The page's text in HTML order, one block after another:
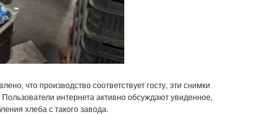
что производство соответствует госту, эти снимки
интернета активно обсуждают увиденное,
хлеба с такого завода.